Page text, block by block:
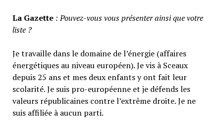
La Gazette : Pouvez-vous vous présenter ainsi que votre
liste ?
Je travaille dans le domaine de l’énergie (affaires
énergétiques au niveau européen). Je vis à Sceaux
depuis 25 ans et mes deux enfants y ont fait leur
scolarité. Je suis pro-européenne et je défends les
valeurs républicaines contre l’extrême droite. Je ne
suis affiliée à aucun parti.